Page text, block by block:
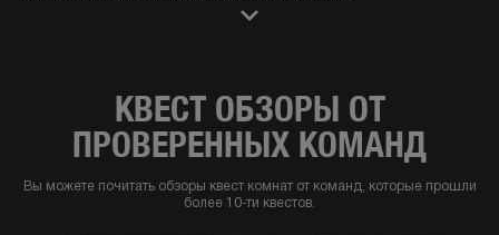
КВЕСТ ОБЗОРЫ ОТ
ПРОВЕРЕННЫХ КОМАНД
Вы можете почитать обзоры квест комнат от команд, которые прошли
более 10-ти квестов.